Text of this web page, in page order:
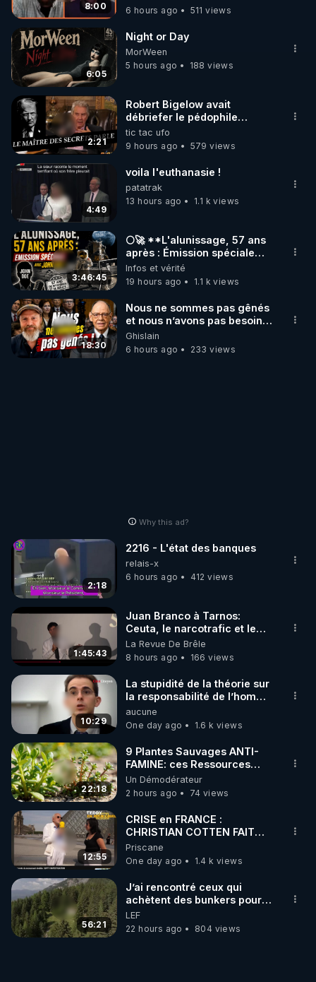
code : REGENERE10
▶ 30 jours gratuit sur l’application de méditation et
de bien-être ENVOL :
Rendez-vous sur https://www.envol.app/code
le code : REGENERE
8:00
6 hours ago
511 views
6:05
Night or Day
MorWeen
5 hours ago
188 views
2:21
Robert Bigelow avait
débriefer le pédophile
génocidaire de donald j
trump
tic tac ufo
9 hours ago
579 views
4:49
voila l'euthanasie !
patatrak
13 hours ago
1.1 k views
3:46:45
🌕🚀 **L'alunissage, 57 ans
après : Émission spéciale
avec John Doe !** 👨 🚀✨
Infos et vérité
19 hours ago
1.1 k views
18:30
Nous ne sommes pas gênés
et nous n’avons pas besoin
de nous excuser ! #jw
#jehovah #collegecentral
Ghislain
6 hours ago
233 views
Why this ad?
2:18
2216 - L'état des banques
relais-x
6 hours ago
412 views
1:45:43
Juan Branco à Tarnos:
Ceuta, le narcotrafic et le
pouvoir en France
La Revue De Brêle
8 hours ago
166 views
10:29
La stupidité de la théorie sur
la responsabilité de l’homme
concernant le dioxyde de
carbone.
aucune
One day ago
1.6 k views
22:18
9 Plantes Sauvages ANTI-
FAMINE: ces Ressources
JARDIN&des Haies
Un Démodérateur
2 hours ago
74 views
12:55
CRISE en FRANCE :
CHRISTIAN COTTEN FAIT
une étrange découverte
Priscane
One day ago
1.4 k views
56:21
J’ai rencontré ceux qui
achètent des bunkers pour
survivre à la fin du monde
LEF
22 hours ago
804 views